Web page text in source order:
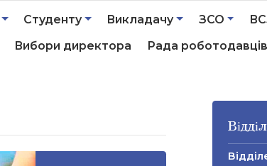
Студенту Викладачу ЗСО
Вибори директора Рада роботодавців